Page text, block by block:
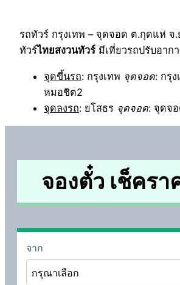
รถทัวร์ กรุงเทพ – จุดจอด ต.กุดแห่ จ.
ทัวร์ไทยสงวนทัวร์ มีเที่ยวรถปรับอาก
จุดขึ้นรถ: กรุงเทพ จุดจอด: กรุ
หมอชิต2
จุดลงรถ: ยโสธร จุดจอด: จุดจ
จองตั๋ว เช็คร